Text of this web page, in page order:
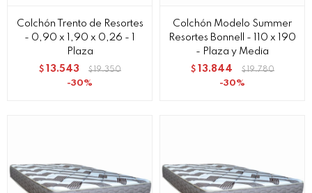
Colchón Trento de Resortes
- 0,90 x 1,90 x 0,26 - 1
Plaza
$ 13.543 $ 19.350
30
Colchón Modelo Summer
Resortes Bonnell - 110 x 190
- Plaza y Media
$ 13.844 $ 19.780
30